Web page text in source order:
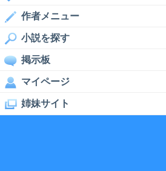
作者メニュー
小説を探す
掲示板
マイページ
姉妹サイト